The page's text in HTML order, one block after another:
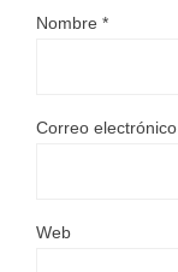
Nombre *
Correo electrónico
Web